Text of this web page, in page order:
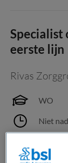
Specialist
eerste lijn
Rivas
WO
Niet